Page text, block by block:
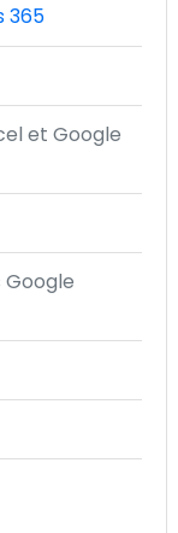
365
et Google
Google